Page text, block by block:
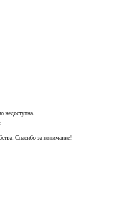
недоступна.
Спасибо за понимание!